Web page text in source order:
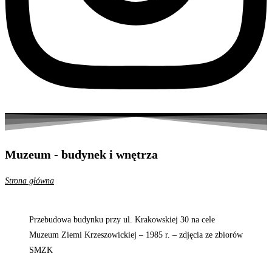
Muzeum - budynek i wnętrza
Strona główna
Przebudowa budynku przy ul. Krakowskiej 30 na cele
Muzeum Ziemi Krzeszowickiej – 1985 r. – zdjęcia ze zbiorów
SMZK